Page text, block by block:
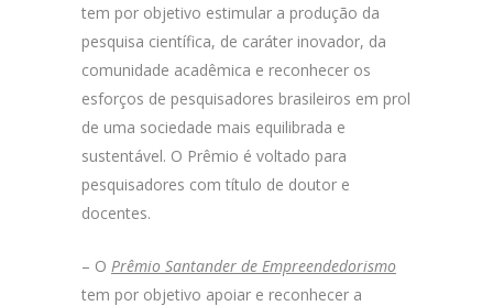
tem por objetivo estimular a produção da
pesquisa científica, de caráter inovador, da
comunidade acadêmica e reconhecer os
esforços de pesquisadores brasileiros em prol
de uma sociedade mais equilibrada e
sustentável. O Prêmio é voltado para
pesquisadores com título de doutor e
docentes.
– O Prêmio Santander de Empreendedorismo
tem por objetivo apoiar e reconhecer a